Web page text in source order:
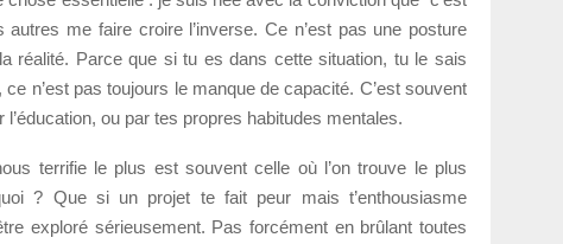
autres me faire croire l’inverse. Ce n’est pas une posture
réalité. Parce que si tu es dans cette situation, tu le sais
n’est pas toujours le manque de capacité. C’est souvent
l’éducation, ou par tes propres habitudes mentales.
terrifie le plus est souvent celle où l’on trouve le plus
? Que si un projet te fait peur mais t’enthousiasme
exploré sérieusement. Pas forcément en brûlant toutes